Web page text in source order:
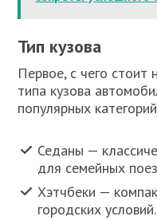
Тип кузова
Первое, с чего стоит
типа кузова
популярных
Седаны —
для семейных
Хэтчбеки —
городских условий.